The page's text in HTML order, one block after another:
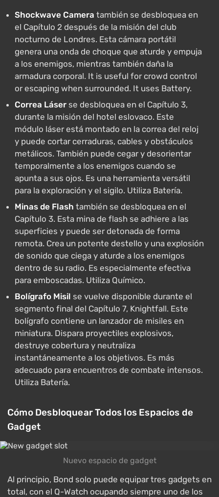
Shockwave Camera también se desbloquea en
el Capítulo 2 después de la misión del club
nocturno de Londres. Esta cámara portátil
genera una onda de choque que aturde y empuja
a los enemigos, mientras también daña la
armadura corporal. It is useful for crowd control
or escaping when surrounded. It uses Battery.
Correa Láser se desbloquea en el Capítulo 3,
durante la misión del hotel eslovaco. Este
módulo láser está montado en la correa del reloj
y puede cortar cerraduras, cables y obstáculos
metálicos. También puede cegar y desorientar
temporalmente a los enemigos cuando se
apunta a sus ojos. Es una herramienta versátil
para la exploración y el sigilo. Utiliza Batería.
Minas de Flash también se desbloquea en el
Capítulo 3. Esta mina de flash se adhiere a las
superficies y puede ser detonada de forma
remota. Crea un potente destello y una explosión
de sonido que ciega y aturde a los enemigos
dentro de su radio. Es especialmente efectiva
para emboscadas. Utiliza Químico.
Bolígrafo Misil se vuelve disponible durante el
segmento final del Capítulo 7, Knightfall. Este
bolígrafo contiene un lanzador de misiles en
miniatura. Dispara proyectiles explosivos,
destruye cobertura y neutraliza
instantáneamente a los objetivos. Es más
adecuado para encuentros de combate intensos.
Utiliza Batería.
Cómo Desbloquear Todos los Espacios de
Gadget
Nuevo espacio de gadget
Al principio, Bond solo puede equipar tres gadgets en
total, con el Q-Watch ocupando siempre uno de los